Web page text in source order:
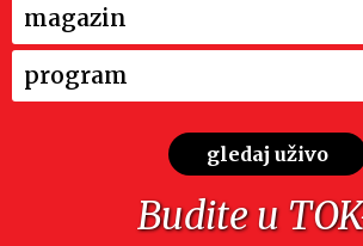
magazin
program
gledaj uživo
Budite u